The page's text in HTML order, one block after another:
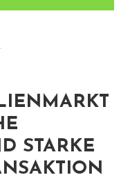
STARKE